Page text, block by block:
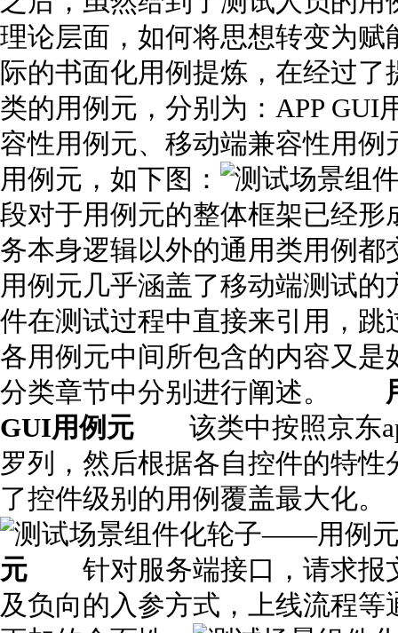
理论层面，如何将思想转变为
际的书面化用例提炼，在经过
类的用例元，分别为：APP GUI
容性用例元、移动端兼容性用例
用例元，如下图：
段对于用例元的整体框架已经
务本身逻辑以外的通用类用例
用例元几乎涵盖了移动端测试
件在测试过程中直接来引用，
各用例元中间所包含的内容又
分类章节中分别进行阐述。
GUI用例元 该类中按照京东
罗列，然后根据各自控件的特
了控件级别的用例覆盖最大化。
元 针对服务端接口，请求报
及负向的入参方式，上线流程等